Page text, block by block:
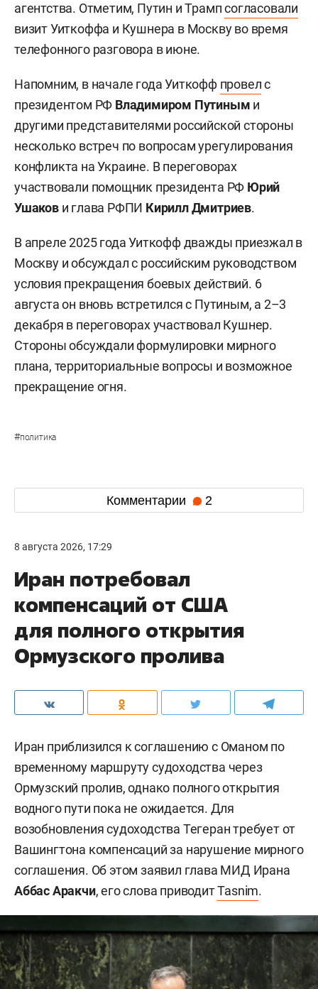
агентства. Отметим, Путин и Трампсогласовали
визит Уиткоффа и Кушнера в Москву во время
телефонного разговора в июне.
Напомним, в начале года Уиткофф провелс
президентом РФ Владимиром Путиным и
другими представителями российской стороны
несколько встреч по вопросам урегулирования
конфликта на Украине. В переговорах
участвовали помощник президента РФ Юрий
Ушакови глава РФПИ Кирилл Дмитриев.
В апреле 2025 года Уиткофф дважды приезжал в
Москву и обсуждал с российским руководством
условия прекращения боевых действий. 6
августа он вновь встретился с Путиным, а 2–3
декабря в переговорах участвовал Кушнер.
Стороны обсуждали формулировки мирного
плана, территориальные вопросы и возможное
прекращение огня.
#политика
Комментарии 2
8 августа 2026, 17:29
Иран потребовал
компенсаций от США
для полного открытия
Ормузского пролива
Иран приблизился к соглашению с Оманом по
временному маршруту судоходства через
Ормузский пролив, однако полного открытия
водного пути пока не ожидается. Для
возобновления судоходства Тегеран требует от
Вашингтона компенсаций за нарушение мирного
соглашения. Об этом заявил глава МИД Ирана
Аббас Аракчи, его слова приводитTasnim.